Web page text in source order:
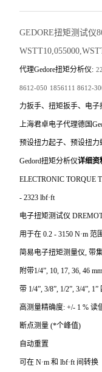
GEDORE扭矩测试仪
代理Gedore扭矩分析仪:
8612-050 18561118612-
力扳手、扭矩扳手、电子
上海君卓电子代理德国
预设扭力起子、预设扭力
Gedord扭矩分析仪详细资
ELECTRONIC TORQUE
- 2323 lbf·ft
电子扭矩测试仪
用于在 0.2 - 3150 N·m
简易电子扭矩测量仪, 带
附带1/4”, 10, 17, 36, 46
带 1/4”, 3/8”, 1/2”, 3/4”,
高测量精确度: +/- 1 % 读
断点测量 (*个峰值)
自动重置
可在 N·m 和 lbf·ft 间转换